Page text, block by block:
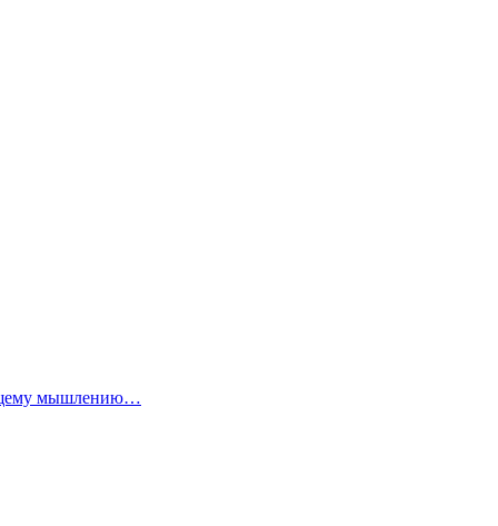
мышлению…